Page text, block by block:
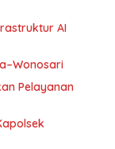
AI
Pelayanan